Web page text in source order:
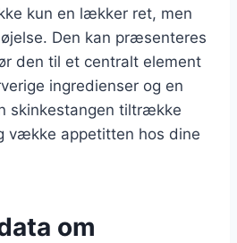
kun en lækker ret, men
Den kan præsenteres
den til et centralt element
ingredienser og en
skinkestangen tiltrække
vække appetitten hos dine
om